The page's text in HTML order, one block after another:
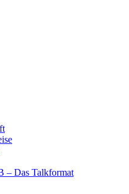
– Das Talkformat